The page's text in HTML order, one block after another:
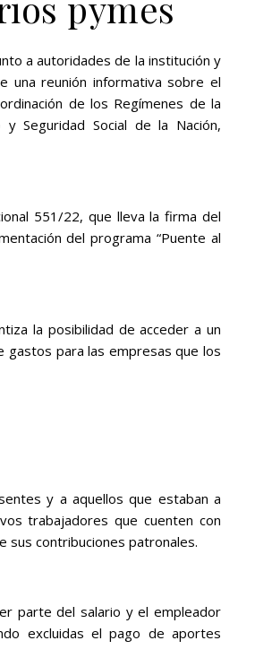
a autoridades de la institución y
una reunión informativa sobre el
de los Regímenes de la
Seguridad Social de la Nación,
551/22, que lleva la firma del
del programa “Puente al
la posibilidad de acceder a un
gastos para las empresas que los
y a aquellos que estaban a
trabajadores que cuenten con
sus contribuciones patronales.
parte del salario y el empleador
excluidas el pago de aportes